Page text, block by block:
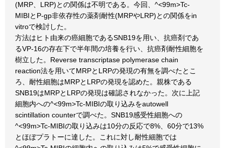
(MRP、LRP)との関係は不明である。今回、^<99m>Tc-
MIBIとP-gp非依存性の薬剤耐性(MRPやLRP)との関係をin
vitroで検討した。
方法はヒト由来の癌細胞であるSNB19を用い、抗癌剤であ
るVP-16の存在下で半年間の培養を行い、抗癌剤耐性細胞を
樹立した。Reverse transcriptase polymerase chain
reaction法を用いてMRPとLRPの発現の有無を調べたとこ
ろ、耐性細胞はMRPとLRPの発現を認めた。親株である
SNB19はMRPとLRPの発現は確認されなかった。次に上記
細胞内への^<99m>Tc-MIBIの取り込みをautowell
scintillation counterで調べた。SNB19感受性細胞への
^<99m>Tc-MIBIの取り込みは10分の反応で8%、60分で13%
とほぼプラトーに達した。これに対し耐性細胞では